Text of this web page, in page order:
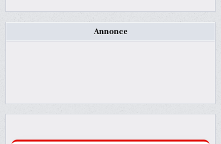
Annonce